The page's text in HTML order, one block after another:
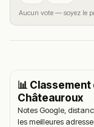
Aucun vote — soyez le
📊
Châteauroux
Notes Google,
les meilleures